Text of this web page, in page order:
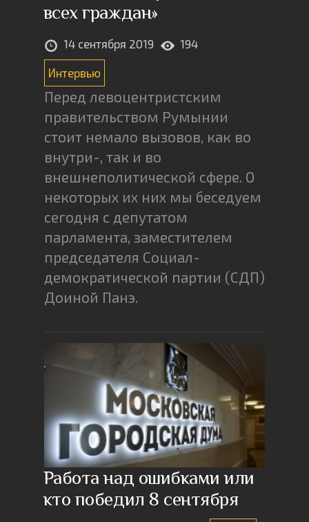
всех граждан»
14 сентября 2019 194
Интервью
Перед левоцентристским
правительством Румынии
стоит немало вызовов, как во
внутри-, так и во
внешнеполитической сфере. О
некоторых их них мы беседуем
сегодня с депутатом
парламента, заместителем
председателя Социал-
демократической партии (СДП)
Доиной Панэ.
Работа над ошибками или
кто победил 8 сентября